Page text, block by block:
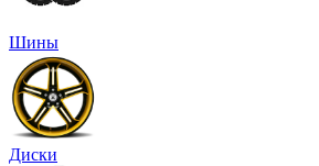
Шины
Диски